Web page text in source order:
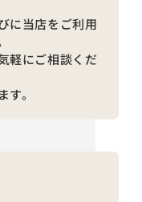
に当店をご利用
軽にご相談くだ
。